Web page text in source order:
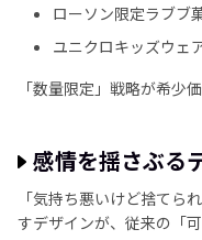
ローソン限定ラブブ
ユニクロキッズウェ
「数量限定」戦略が希少
感情を揺さぶる
「気持ち悪いけど捨てら
すデザインが、従来の「